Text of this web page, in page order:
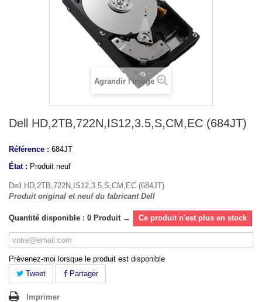
Agrandir l'image
Dell HD,2TB,722N,IS12,3.5,S,CM,EC (684JT)
Référence : 684JT
État : Produit neuf
Dell HD,2TB,722N,IS12,3.5,S,CM,EC (684JT)
Produit original et neuf du fabricant Dell
Quantité disponible : 0 Produit → Ce produit n'est plus en stock
Prévenez-moi lorsque le produit est disponible
Tweet
Partager
Imprimer